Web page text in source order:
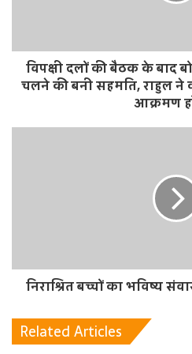
विपक्षी दलों की बैठक के बाद
चलने की बनी सहमति, राहुल ने
आक्रमण
निराश्रित बच्चों का भविष्य
Related Articles